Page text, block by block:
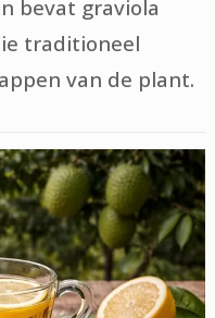
bevat graviola
traditioneel
van de plant.